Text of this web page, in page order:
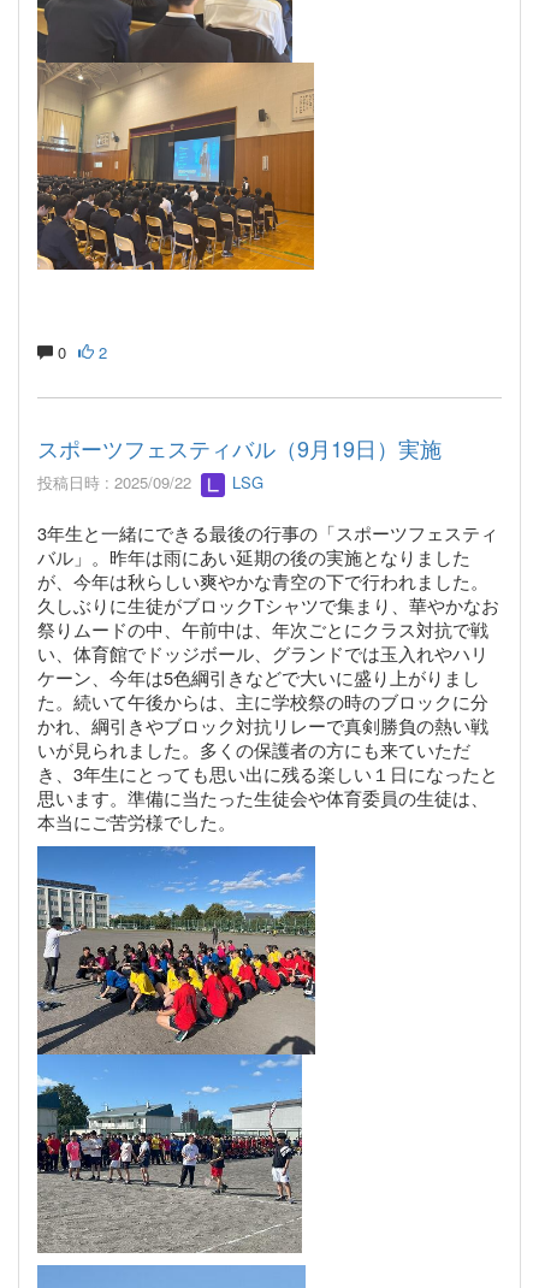
0 2
スポーツフェスティバル（9月19日）実施
投稿日時 : 2025/09/22 LSG
3年生と一緒にできる最後の行事の「スポーツフェスティ
バル」。昨年は雨にあい延期の後の実施となりました
が、今年は秋らしい爽やかな青空の下で行われました。
久しぶりに生徒がブロックTシャツで集まり、華やかなお
祭りムードの中、午前中は、年次ごとにクラス対抗で戦
い、体育館でドッジボール、グランドでは玉入れやハリ
ケーン、今年は5色綱引きなどで大いに盛り上がりまし
た。続いて午後からは、主に学校祭の時のブロックに分
かれ、綱引きやブロック対抗リレーで真剣勝負の熱い戦
いが見られました。多くの保護者の方にも来ていただ
き、3年生にとっても思い出に残る楽しい１日になったと
思います。 準備に当たった生徒会や体育委員の生徒は、
本当にご苦労様でした。